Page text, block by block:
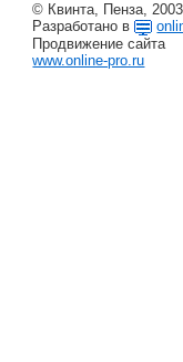
© Квинта, Пенза,
Разработано в
Продвижение сайта
www.online-pro.ru